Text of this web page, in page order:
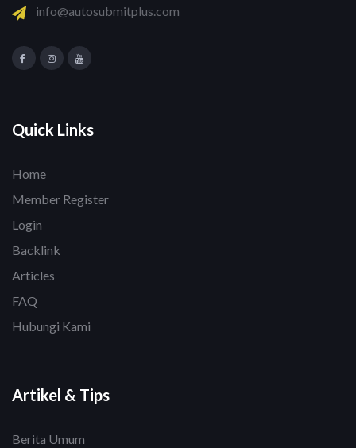
info@autosubmitplus.com
Quick Links
Home
Member Register
Login
Backlink
Articles
FAQ
Hubungi Kami
Artikel & Tips
Berita Umum